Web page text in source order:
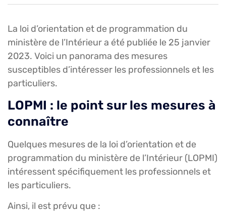
La loi d’orientation et de programmation du
ministère de l’Intérieur a été publiée le 25 janvier
2023. Voici un panorama des mesures
susceptibles d’intéresser les professionnels et les
particuliers.
LOPMI : le point sur les mesures à
connaître
Quelques mesures de la loi d’orientation et de
programmation du ministère de l’Intérieur (LOPMI)
intéressent spécifiquement les professionnels et
les particuliers.
Ainsi, il est prévu que :